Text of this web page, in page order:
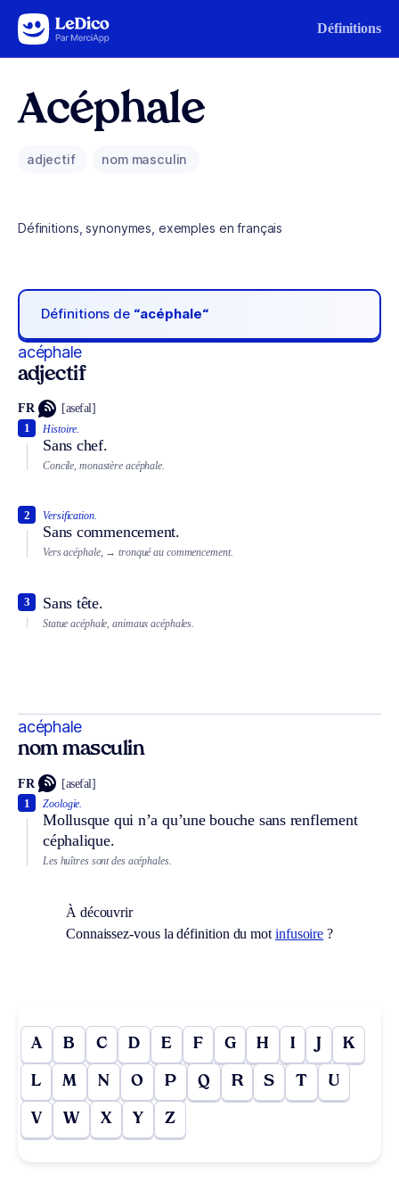
Aller au contenu Définitions
Acéphale
adjectif nom masculin
Définitions, synonymes, exemples en français
Définitions de “acéphale“
acéphale
adjectif
FR [asefal]
Histoire.
Sans chef.
1
Concile, monastère acéphale.
Versification.
Sans commencement.
2
Vers acéphale, → tronqué au commencement.
Sans tête.
3
Statue acéphale, animaux acéphales.
acéphale
nom masculin
FR [asefal]
Zoologie.
Mollusque qui n’a qu’une bouche sans renflement
céphalique.
1
Les huîtres sont des acéphales.
À découvrir
Connaissez-vous la définition du mot infusoire ?
A B C D E F G H I J K
L M N O P Q R S T U
V W X Y Z